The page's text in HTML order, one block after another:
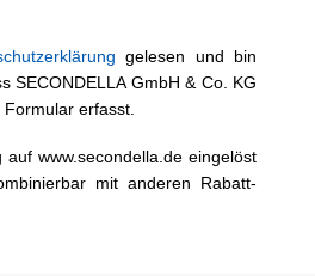
gelesen und bin
SECONDELLA GmbH & Co. KG
erfasst.
www.secondella.de eingelöst
mit anderen Rabatt-